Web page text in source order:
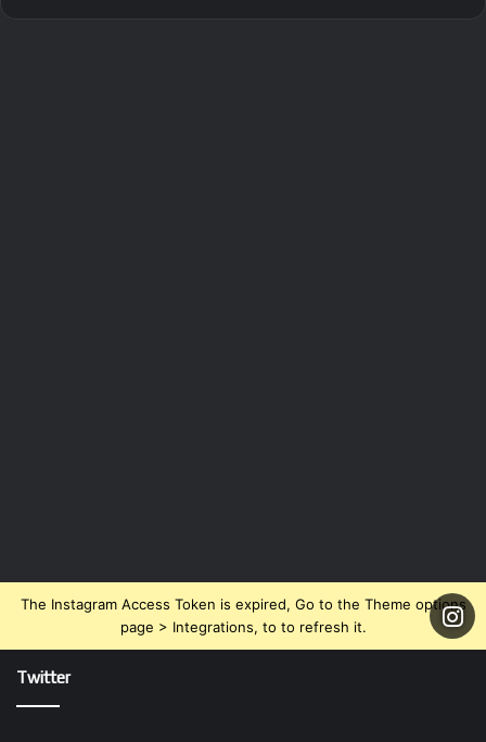
The Instagram Access Token is expired, Go to the Theme options
page > Integrations, to to refresh it.
Twitter